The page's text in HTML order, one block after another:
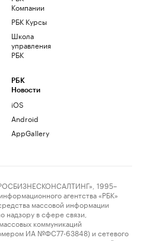
Компании
РБК Курсы
Школа
управления
РБК
РБК
Новости
iOS
Android
AppGallery
1995–
агентства «РБК»
массовой информации
надзору в сфере связи,
коммуникаций
ИА №ФС77-63848) и сетевого